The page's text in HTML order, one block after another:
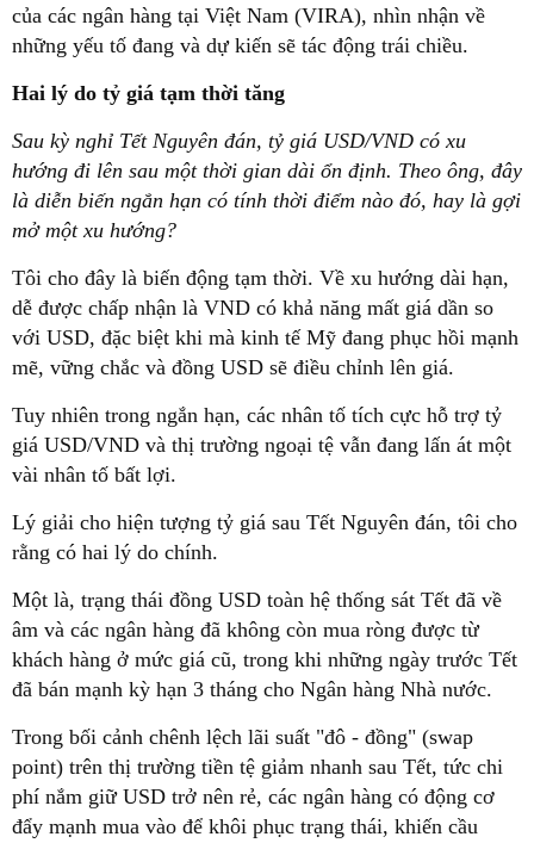
của các ngân hàng tại Việt Nam (VIRA), nhìn nhận về
những yếu tố đang và dự kiến sẽ tác động trái chiều.
Hai lý do tỷ giá tạm thời tăng
Sau kỳ nghỉ Tết Nguyên đán, tỷ giá USD/VND có xu
hướng đi lên sau một thời gian dài ổn định. Theo ông, đây
là diễn biến ngắn hạn có tính thời điểm nào đó, hay là gợi
mở một xu hướng?
Tôi cho đây là biến động tạm thời. Về xu hướng dài hạn,
dễ được chấp nhận là VND có khả năng mất giá dần so
với USD, đặc biệt khi mà kinh tế Mỹ đang phục hồi mạnh
mẽ, vững chắc và đồng USD sẽ điều chỉnh lên giá.
Tuy nhiên trong ngắn hạn, các nhân tố tích cực hỗ trợ tỷ
giá USD/VND và thị trường ngoại tệ vẫn đang lấn át một
vài nhân tố bất lợi.
Lý giải cho hiện tượng tỷ giá sau Tết Nguyên đán, tôi cho
rằng có hai lý do chính.
Một là, trạng thái đồng USD toàn hệ thống sát Tết đã về
âm và các ngân hàng đã không còn mua ròng được từ
khách hàng ở mức giá cũ, trong khi những ngày trước Tết
đã bán mạnh kỳ hạn 3 tháng cho Ngân hàng Nhà nước.
Trong bối cảnh chênh lệch lãi suất "đô - đồng" (swap
point) trên thị trường tiền tệ giảm nhanh sau Tết, tức chi
phí nắm giữ USD trở nên rẻ, các ngân hàng có động cơ
đẩy mạnh mua vào để khôi phục trạng thái, khiến cầu